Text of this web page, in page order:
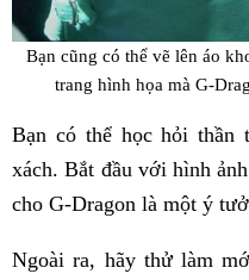
Bạn cũng có thể vẽ lên áo
trang hình họa mà G-
Bạn có thể học hỏi
xách. Bắt đầu với hình
cho G-Dragon là một ý
Ngoài ra, hãy thử làm